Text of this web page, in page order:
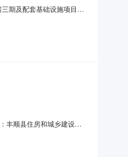
期及配套基础设施项目
广东鸿宇建筑与工
丰顺县住房和城乡建设局
：详见合同主要标